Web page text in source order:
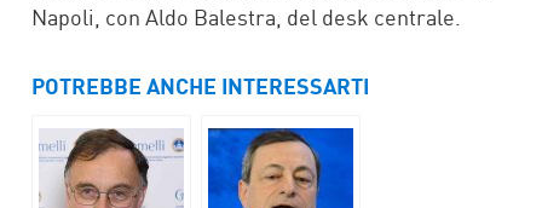
Napoli, con Aldo Balestra, del desk centrale.
POTREBBE ANCHE INTERESSARTI